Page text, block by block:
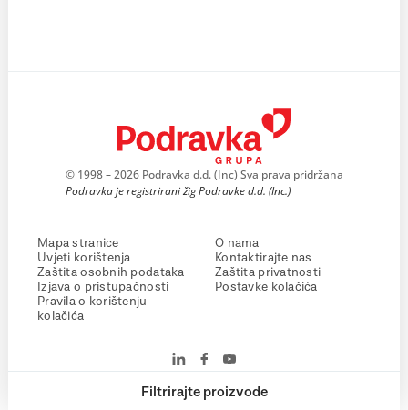
Filtrirajte proizvode
© 1998 – 2026 Podravka d.d. (Inc) Sva prava pridržana
Podravka je registrirani žig Podravke d.d. (Inc.)
Mapa stranice
Uvjeti korištenja
Zaštita osobnih podataka
Izjava o pristupačnosti
Pravila o korištenju
kolačića
O nama
Kontaktirajte nas
Zaštita privatnosti
Postavke kolačića